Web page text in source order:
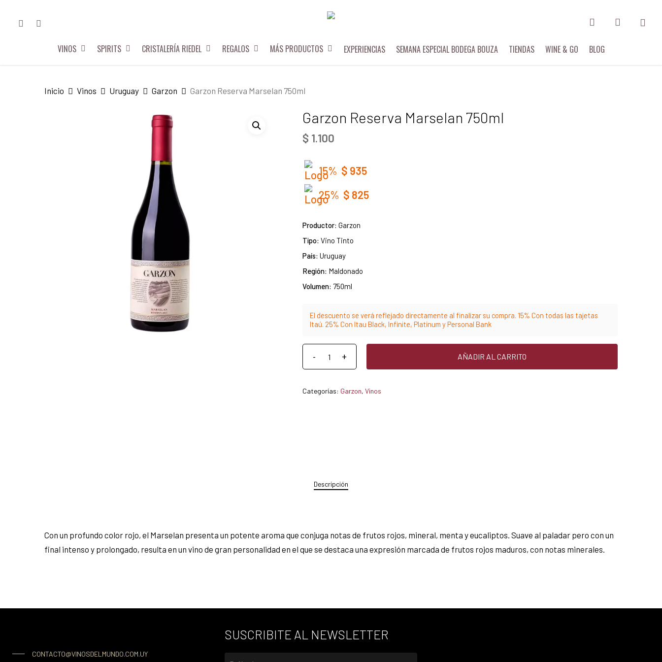
FACEBOOKINSTAGRAM
VINOS SPIRITS CRISTALERÍA RIEDEL REGALOS MÁS PRODUCTOS EXPERIENCIAS SEMANA ESPECIAL BODEGA BOUZA TIENDAS WINE & GO BLOG
Inicio Vinos Uruguay Garzon Garzon Reserva Marselan 750ml
Garzon Reserva Marselan 750ml
$ 1.100
15% $ 935
25% $ 825
Productor: Garzon
Tipo: Vino Tinto
País: Uruguay
Región: Maldonado
Volumen: 750ml
El descuento se verá reflejado directamente al finalizar su compra. 15% Con todas las tajetas
Itaú. 25% Con Itau Black, Infinite, Platinum y Personal Bank
AÑADIR AL CARRITO
Categorías: Garzon, Vinos
Descripción
Con un profundo color rojo, el Marselan presenta un potente aroma que conjuga notas de frutos rojos, mineral, menta y eucaliptos. Suave al paladar pero con un
final intenso y prolongado, resulta en un vino de gran personalidad en el que se destaca una expresión marcada de frutos rojos maduros, con notas minerales.
CONTACTO@VINOSDELMUNDO.COM.UY
SUSCRIBITE AL NEWSLETTER